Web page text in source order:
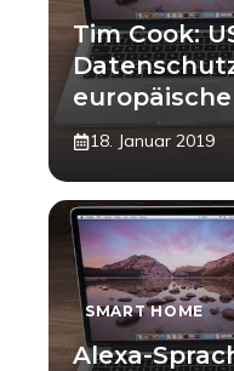
Tim Cook:
18. Januar 2019
SMART HOME
Alexa-